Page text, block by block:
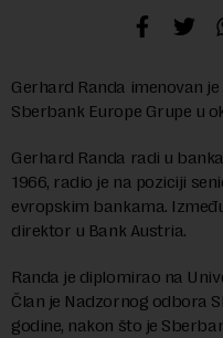
Gerhard Randa imenovan
Sberbank Europe Grupe u
Gerhard Randa radi u
1966, radio je na poziciji
evropskim bankama.
direktor u Bank Austria.
Randa je diplomirao na
Član je Nadzornog odbora
godine, nakon što je